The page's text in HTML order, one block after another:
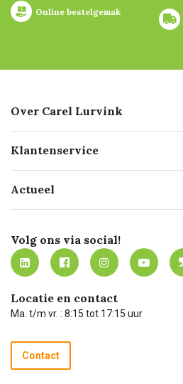
Online bestelgemak
Over Carel Lurvink
Geschiedenis
Missie
Werken bij Carel Lurvink
MVO
Klantenservice
Bezorgen
Mijn Carel Lurvink
Mijn Carel Lurvink instructievideo's
Carel Lurvink App
Hulp op afstand
Technische dienst
Recycle programma
Betalen
Actueel
Innovation LAB
Tevreden klanten
Carel Lurvink Blog
Carel de podcast
Volg ons via social!
Locatie en contact
Ma. t/m vr. : 8:15 tot 17:15 uur
Contact